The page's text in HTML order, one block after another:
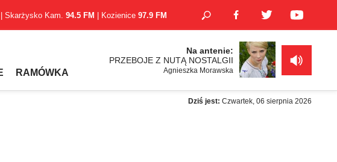
| Skarżysko Kam. 94.5 FM | Kozienice 97.9 FM
RAMÓWKA
Na antenie:
PRZEBOJE Z NUTĄ NOSTALGII
Agnieszka Morawska
Dziś jest: Czwartek, 06 sierpnia 2026